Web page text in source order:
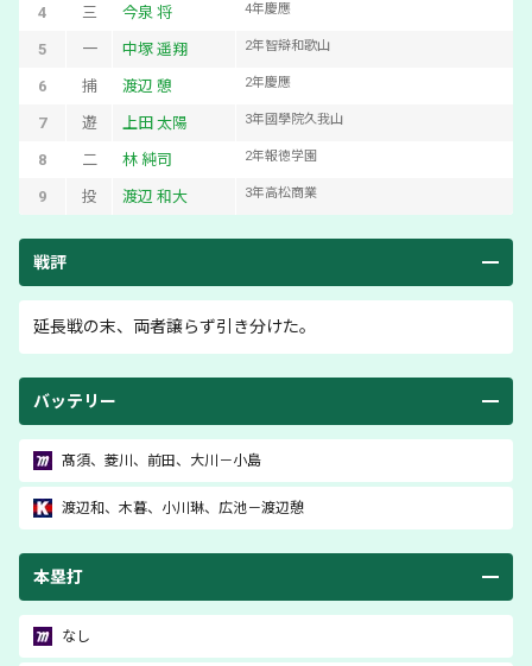
4 三 今泉 将 4年慶應
5 一 中塚 遥翔 2年智辯和歌山
6 捕 渡辺 憩 2年慶應
7 遊 上田 太陽 3年 國學院久我山
8 二 林 純司 2年報徳学園
9 投 渡辺 和大 3年高松商業
戦評
延長戦の末、両者譲らず引き分けた。
バッテリー
髙須、 菱川 、 前田 、 大川 －小島
渡辺和 、 木暮、 小川琳、 広池－渡辺憩
本塁打
なし